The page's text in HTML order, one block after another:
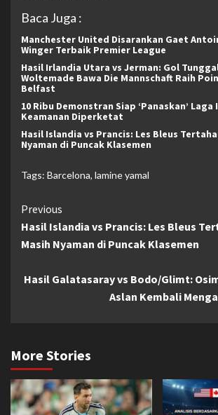
Baca Juga :
Manchester United Disarankan Gaet
Winger Terbaik Premier League
Hasil Irlandia Utara vs Jerman: Gol
Woltemade Bawa Die Mannschaft Raih
Belfast
10 Ribu Demonstran Siap ‘Panaskan’
Keamanan Diperketat
Hasil Islandia vs Prancis: Les Bleus
Nyaman di Puncak Klasemen
Tags: Barcelona, lamine yamal
Continue
Reading
Previous
Hasil Islandia vs Prancis: Les Bleus
Masih Nyaman di Puncak Klasemen
Hasil Galatasaray vs Bodo/Glimt:
Aslan Kembali
More Stories